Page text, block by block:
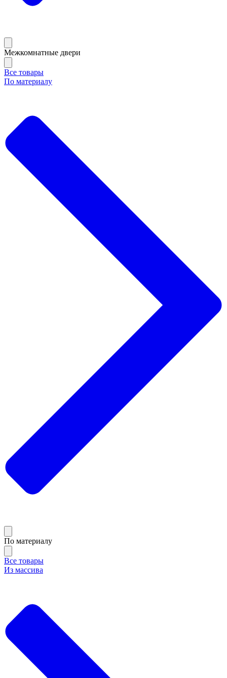
Межкомнатные двери
Все товары
По материалу
По материалу
Все товары
Из массива